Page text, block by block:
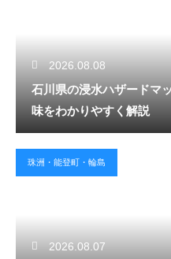
2026.08.08
石川県の浸水ハザードマ
味をわかりやすく解説
珠洲・能登町・輪島
2026.08.07